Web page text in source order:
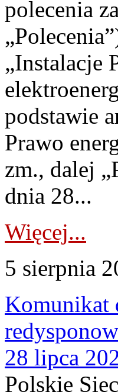
polecenia
„Instalacje
podstawie
Prawo
zm., dalej
dnia 28...
Więcej...
5 sierpnia
Komunikat
28 lipca
Polskie